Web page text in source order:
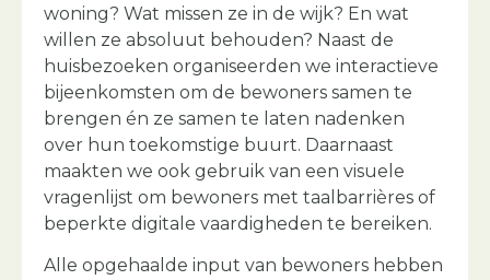
woning? Wat missen ze in de wijk? En wat
willen ze absoluut behouden? Naast de
huisbezoeken organiseerden we interactieve
bijeenkomsten om de bewoners samen te
brengen én ze samen te laten nadenken
over hun toekomstige buurt. Daarnaast
maakten we ook gebruik van een visuele
vragenlijst om bewoners met taalbarrières of
beperkte digitale vaardigheden te bereiken.
Alle opgehaalde input van bewoners hebben